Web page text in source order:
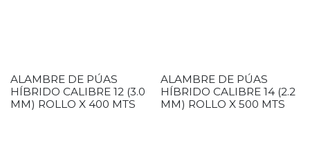
ALAMBRE DE PÚAS
HÍBRIDO CALIBRE 12 (3.0
MM) ROLLO X 400 MTS
ALAMBRE DE PÚAS
HÍBRIDO CALIBRE 14 (2.2
MM) ROLLO X 500 MTS